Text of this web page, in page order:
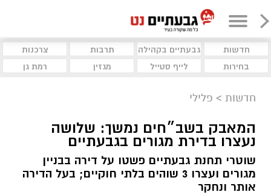
חדשות גבעתיים בקהילה תרבות
צרכנות
בחירות
לייף סטייל מגזין רמת גן
חדשות > פלילי
המאבק בשב״חים נמשך: שלושה
נעצרו בדירת מגורים בגבעתיים
שוטרי תחנת גבעתיים פשטו על דירה בבניין
מגורים ועצרו 3 שוהים בלתי חוקיים; בעל הדירה
אותר ונחקר